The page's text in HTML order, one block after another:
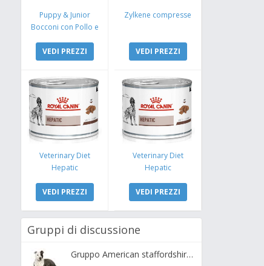
Puppy & Junior
Bocconi con Pollo e
VEDI PREZZI
Zylkene compresse
VEDI PREZZI
Veterinary Diet
Hepatic
VEDI PREZZI
Veterinary Diet
Hepatic
VEDI PREZZI
Gruppi di discussione
Gruppo American staffordshire terrier ( amstaff, amastaff )